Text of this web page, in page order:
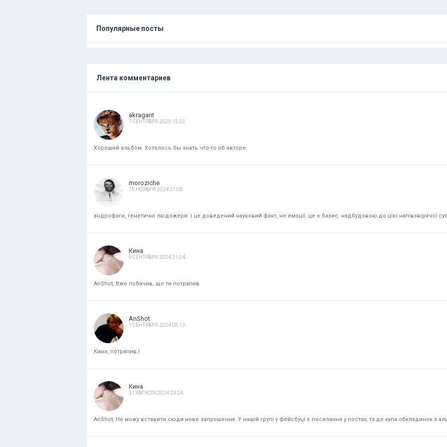
Популярные посты
Лента комментариев
akragant
7 СЕНТЯБРЯ 2025 15:22
Хороший альбом. Хотелось бы знать что-то об авторе.
moroziche
15 НОЯБРЯ 2024 21:08
андрофаги, генетичні людожери. і це доведений науковий факт, не емоції. це є базис. надбудовою до цієї напівзвірячої
Кина
9 СЕНТЯБРЯ 2024 21:04
AnShot, Вже побачив, що ти потрапив
AnShot
1 СЕНТЯБРЯ 2024 08:13
Кина, потрапив.!
Кина
31 АВГУСТА 2024 23:24
AnShot, Не можу вставити сюди нове запрошення. У нашій групі у фейсбуці є посилання у постах, та де купа обкладинок з